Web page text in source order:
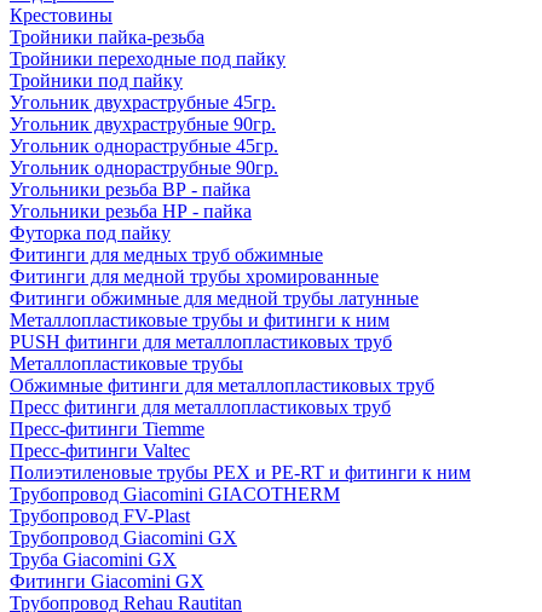
Крестовины
Тройники пайка-резьба
Тройники переходные под пайку
Тройники под пайку
Угольник двухраструбные 45гр.
Угольник двухраструбные 90гр.
Угольник однораструбные 45гр.
Угольник однораструбные 90гр.
Угольники резьба ВР - пайка
Угольники резьба НР - пайка
Футорка под пайку
Фитинги для медных труб обжимные
Фитинги для медной трубы хромированные
Фитинги обжимные для медной трубы латунные
Металлопластиковые трубы и фитинги к ним
PUSH фитинги для металлопластиковых труб
Металлопластиковые трубы
Обжимные фитинги для металлопластиковых труб
Пресс фитинги для металлопластиковых труб
Пресс-фитинги Tiemme
Пресс-фитинги Valtec
Полиэтиленовые трубы PEX и PE-RT и фитинги к ним
Трубопровод Giacomini GIACOTHERM
Трубопровод FV-Plast
Трубопровод Giacomini GX
Труба Giacomini GX
Фитинги Giacomini GX
Трубопровод Rehau Rautitan